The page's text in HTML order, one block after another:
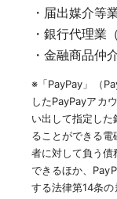
・届出媒介等
・銀行代理業
・金融商品仲
※「PayPay」（
したPayPayアカ
い出して指定し
ることができる
者に対して負う
できるほか、
する法律第14条